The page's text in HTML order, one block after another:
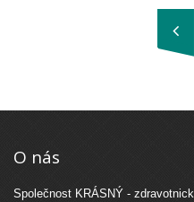
O nás
Společnost KRÁSNÝ -